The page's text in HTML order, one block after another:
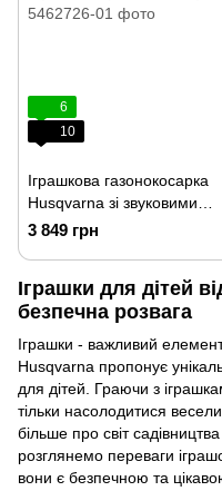
6
10
Іграшкова газонокосарка
Husqvarna зі звуковими
ефектами (5462726-01)
3 849 грн
Іграшки для дітей
безпечна розвага
Іграшки - важливий
Husqvarna пропонує
для дітей. Граючи з
тільки насолодитися
більше про світ садівництва
розглянемо переваги
вони є безпечною та